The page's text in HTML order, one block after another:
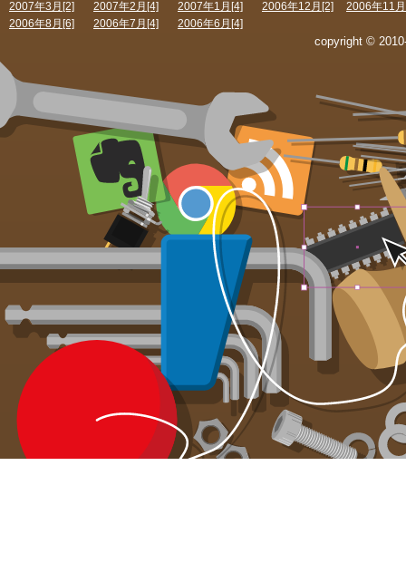
2007年3月[2]
2007年2月[4] 2007年1月[4] 2006年12月[2]
2006年11
2006年8月[6]
2006年7月[4]
2006年6月[4]
copyright ©